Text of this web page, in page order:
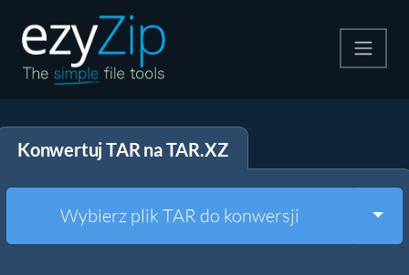
Rozpakuj
Inne narzędzia
Konwertuj TAR na TAR.XZ
Wybierz plik TAR do konwersji